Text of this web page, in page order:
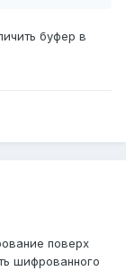
буфер в
поверх
шифрованного